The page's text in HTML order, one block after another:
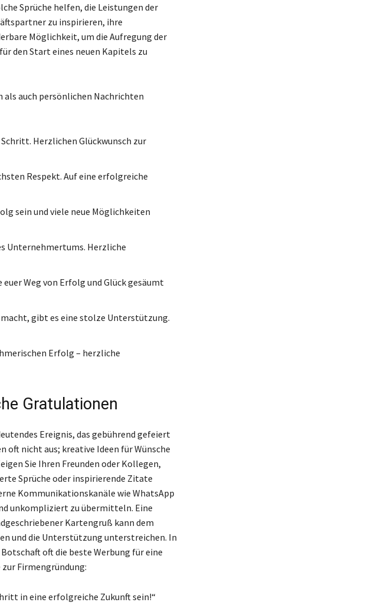
Sprüche helfen, die Leistungen der
zu inspirieren, ihre
Möglichkeit, um die Aufregung der
den Start eines neuen Kapitels zu
als auch persönlichen Nachrichten
Herzlichen Glückwunsch zur
Respekt. Auf eine erfolgreiche
sein und viele neue Möglichkeiten
Unternehmertums. Herzliche
Weg von Erfolg und Glück gesäumt
gibt es eine stolze Unterstützung.
Erfolg – herzliche
Gratulationen
Ereignis, das gebührend gefeiert
nicht aus; kreative Ideen für Wünsche
Sie Ihren Freunden oder Kollegen,
Sprüche oder inspirierende Zitate
Kommunikationskanäle wie WhatsApp
unkompliziert zu übermitteln. Eine
Kartengruß kann dem
und die Unterstützung unterstreichen. In
oft die beste Werbung für eine
Firmengründung:
in eine erfolgreiche Zukunft sein!“